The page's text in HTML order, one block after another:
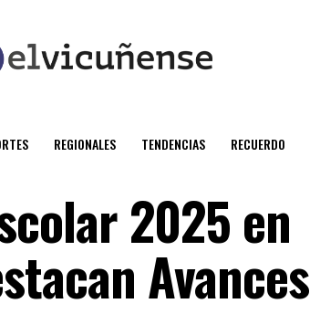
REGIONALES TENDENCIAS RECUERDO
2025 en
Avances